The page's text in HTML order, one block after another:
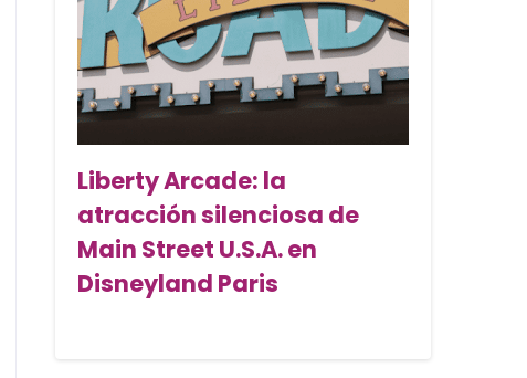
Liberty Arcade: la
atracción silenciosa de
Main Street U.S.A. en
Disneyland Paris